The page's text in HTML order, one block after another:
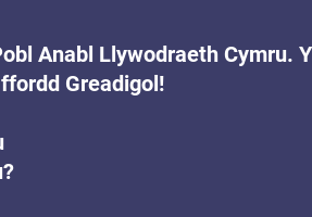
Anabl Llywodraeth Cymru.
Greadigol!